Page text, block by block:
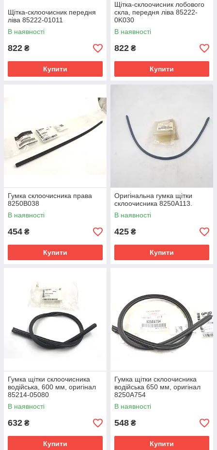
Щітка-склоочисник передня
ліва 85222-01011
В наявності
822 ₴
Купити
Щітка-склоочисник лобового
скла, передня ліва 85222-
0K030
В наявності
822 ₴
Купити
Гумка склоочисника права
8250B038
В наявності
454 ₴
Купити
Оригінальна гумка щітки
склоочисника 8250A113.
В наявності
425 ₴
Купити
Гумка щітки склоочисника
водійська, 600 мм, оригінал
85214-05080
В наявності
632 ₴
Купити
Гумка щітки склоочисника
водійська 650 мм, оригінал
8250A754
В наявності
548 ₴
Купити